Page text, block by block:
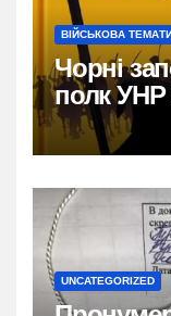
ВІЙСЬКОВА
Чорні
полк УНР
UNCATEGORIZED